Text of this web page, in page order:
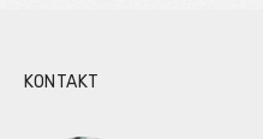
KONTAKT